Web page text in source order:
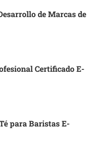
de Marcas de
Certificado E-
para Baristas E-